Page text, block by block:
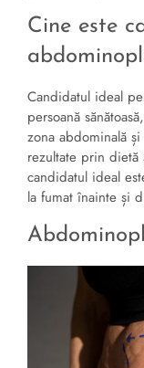
Cine este
Candidatul ideal
persoană
zona abdominală
rezultate prin dietă
candidatul ideal
la fumat înainte și